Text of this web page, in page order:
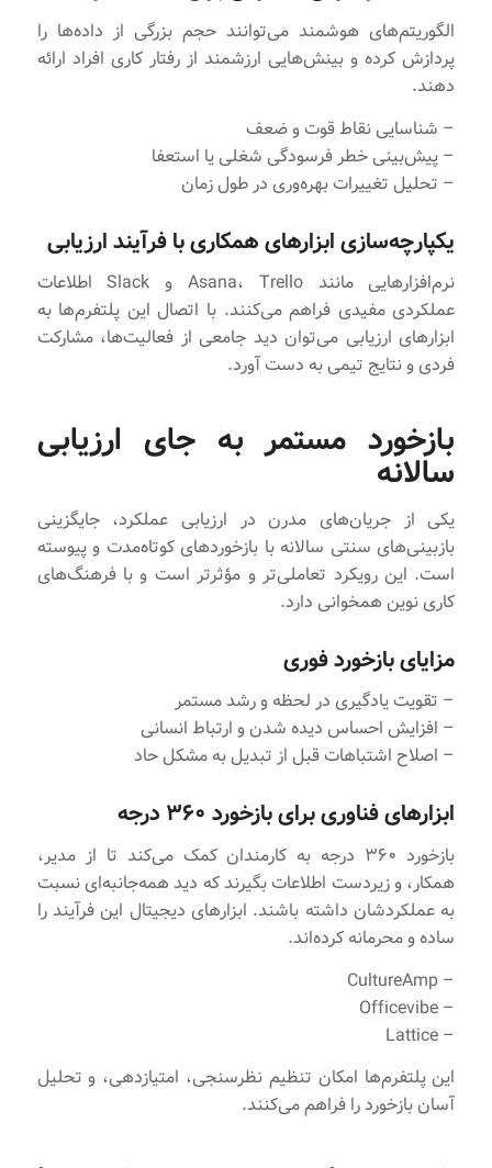
الگوریتم‌های هوشمند می‌توانند حجم بزرگی از داده‌ها را
پردازش کرده و بینش‌هایی ارزشمند از رفتار کاری افراد ارائه
دهند.
– شناسایی نقاط قوت و ضعف
– پیش‌بینی خطر فرسودگی شغلی یا استعفا
– تحلیل تغییرات بهره‌وری در طول زمان
یکپارچه‌سازی ابزارهای همکاری با فرآیند ارزیابی
نرم‌افزارهایی مانند Asana، Trello و Slack اطلاعات
عملکردی مفیدی فراهم می‌کنند. با اتصال این پلتفرم‌ها به
ابزارهای ارزیابی می‌توان دید جامعی از فعالیت‌ها، مشارکت
فردی و نتایج تیمی به دست آورد.
بازخورد مستمر به جای ارزیابی
سالانه
یکی از جریان‌های مدرن در ارزیابی عملکرد، جایگزینی
بازبینی‌های سنتی سالانه با بازخوردهای کوتاه‌مدت و پیوسته
است. این رویکرد تعاملی‌تر و مؤثرتر است و با فرهنگ‌های
کاری نوین همخوانی دارد.
مزایای بازخورد فوری
– تقویت یادگیری در لحظه و رشد مستمر
– افزایش احساس دیده شدن و ارتباط انسانی
– اصلاح اشتباهات قبل از تبدیل به مشکل حاد
ابزارهای فناوری برای بازخورد ۳۶۰ درجه
بازخورد ۳۶۰ درجه به کارمندان کمک می‌کند تا از مدیر،
همکار، و زیردست اطلاعات بگیرند که دید همه‌جانبه‌ای نسبت
به عملکردشان داشته باشند. ابزارهای دیجیتال این فرآیند را
ساده و محرمانه کرده‌اند.
– CultureAmp
– Officevibe
– Lattice
این پلتفرم‌ها امکان تنظیم نظرسنجی، امتیازدهی، و تحلیل
آسان بازخورد را فراهم می‌کنند.